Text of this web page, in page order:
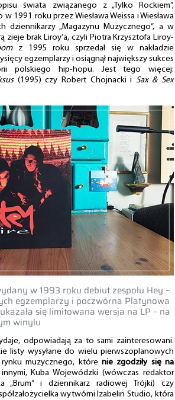
świata związanego z „Tylko Rockiem”,
1991 roku przez Wiesława Weissa i Wiesława
dziennikarzy „Magazynu Muzycznego”, a w
zieje brak Liroy’a, czyli Piotra Krzysztofa Liroy-
z 1995 roku sprzedał się w nakładzie
egzemplarzy i osiągnął największy sukces
polskiego hip-hopu. Jest tego więcej:
(1995) czy Robert Chojnacki i Sax & Sex
w 1993 roku debiut zespołu Hey –
egzemplarzy i poczwórna Platynowa
się limitowana wersja na LP – na
winylu
odpowiadają za to sami zainteresowani.
listy wysyłane do wielu pierwszoplanowych
muzycznego, które nie zgodziły się na
Kuba Wojewódzki (wówczas redaktor
„Brum” i dziennikarz radiowej Trójki) czy
wytwórni Izabelin Studio, która